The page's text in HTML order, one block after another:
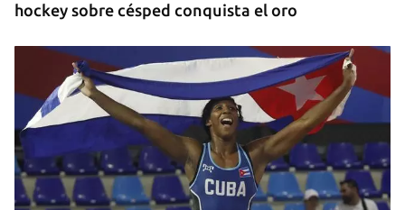
hockey sobre césped conquista el oro